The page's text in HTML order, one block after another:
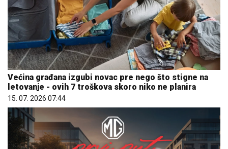
Većina građana izgubi novac pre nego što stigne na
letovanje - ovih 7 troškova skoro niko ne planira
15. 07. 2026 07:44